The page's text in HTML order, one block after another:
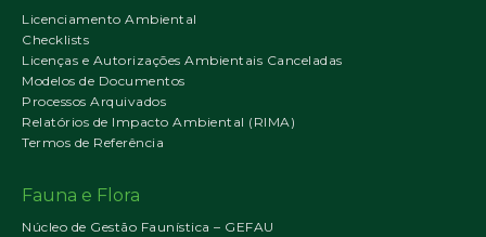
Licenciamento Ambiental
Checklists
Licenças e Autorizações Ambientais Canceladas
Modelos de Documentos
Processos Arquivados
Relatórios de Impacto Ambiental (RIMA)
Termos de Referência
Fauna e Flora
Núcleo de Gestão Faunística – GEFAU